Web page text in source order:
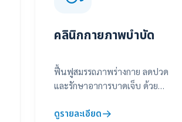
คลินิกกายภาพบำบัด
ฟื้นฟูสมรรถภาพร่างกาย ลดปวด
และรักษาอาการบาดเจ็บ ด้วย
กายภาพบำบัด
ดูรายละเอียด